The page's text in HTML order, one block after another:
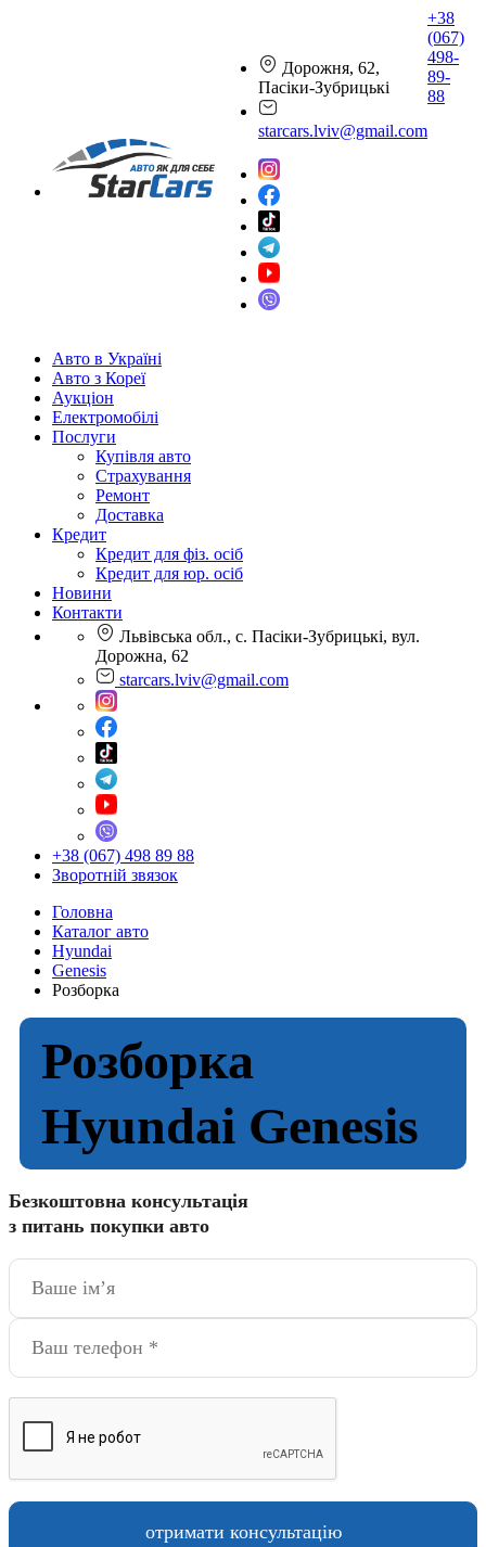
Дорожня, 62,
Пасіки-Зубрицькі
starcars.lviv@gmail.com
+38
(067)
498-
89-
88
Авто в Україні
Авто з Кореї
Аукціон
Електромобілі
Послуги
Купівля авто
Страхування
Ремонт
Доставка
Кредит
Кредит для фіз. осіб
Кредит для юр. осіб
Новини
Контакти
Львівська обл., с. Пасіки-Зубрицькі, вул.
Дорожна, 62
starcars.lviv@gmail.com
+38 (067) 498 89 88
Зворотній звязок
Головна
Каталог авто
Hyundai
Genesis
Розборка
Розборка
Hyundai Genesis
Безкоштовна консультація
з питань покупки авто